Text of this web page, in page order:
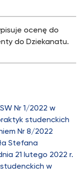
ocenę do
do Dziekanatu.
Nr 1/2022 w
studenckich
Nr 8/2022
Stefana
21 lutego 2022 r.
w